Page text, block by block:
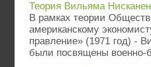
Теория Вильяма
В рамках теории
американскому
правление» (1971 год) -
были посвящены военно-